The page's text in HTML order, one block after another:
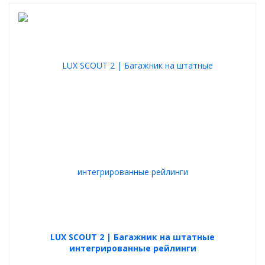
Также данный багажник является надёжной опорой для
Данные аксессуары легко крепятся на багажник LUX как
способом обхвата и зажима поперечин, так и с использованием
LUX SCOUT 2 | Багажник на штатные
интегрированные рейлинги